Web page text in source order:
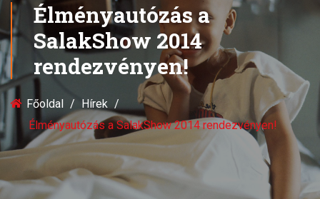
Élményautózás a
SalakShow 2014
rendezvényen!
Főoldal
Hírek
Élményautózás a SalakShow 2014 rendezvényen!